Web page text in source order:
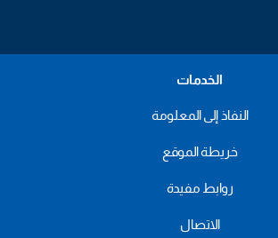
الخدمات
النفاذ إلى المعلومة
خريطة الموقع
روابط مفيدة
الاتصال